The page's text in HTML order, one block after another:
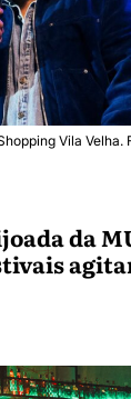
Vila Velha.
da